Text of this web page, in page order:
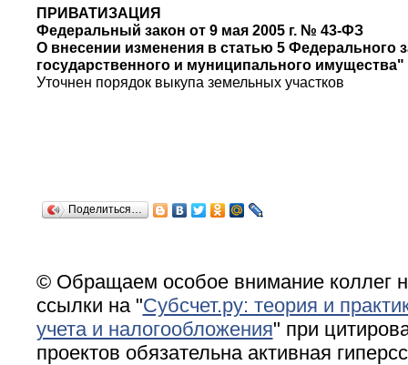
ПРИВАТИЗАЦИЯ
Федеральный закон от 9 мая 2005 г. № 43-ФЗ
О внесении изменения в статью 5 Федерального
государственного и муниципального имущества"
Уточнен порядок выкупа земельных участков
Поделиться…
© Обращаем особое внимание коллег
ссылки на "Субсчет.ру: теория и
учета и налогообложения" при
проектов обязательна активная